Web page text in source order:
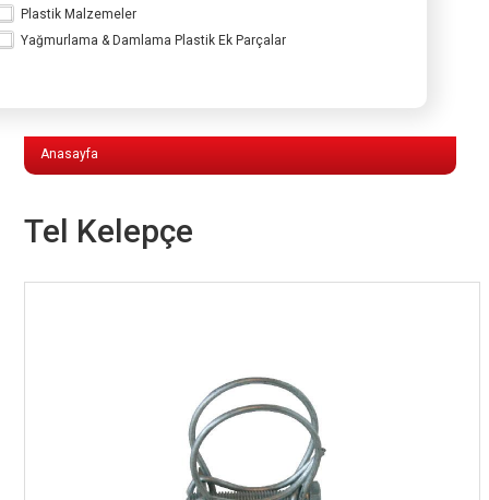
Plastik Malzemeler
Yağmurlama & Damlama Plastik Ek Parçalar
Anasayfa
Tel Kelepçe